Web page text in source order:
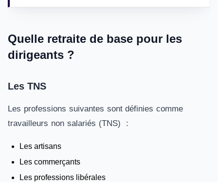
Quelle retraite de base pour les
dirigeants ?
Les TNS
Les professions suivantes sont définies comme
travailleurs non salariés (TNS) :
Les artisans
Les commerçants
Les professions libérales